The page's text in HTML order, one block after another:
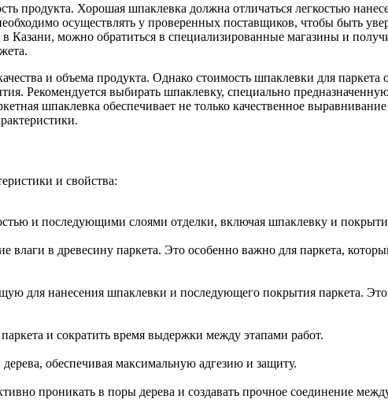
продукта. Хорошая шпаклевка должна отличаться легкостью
осуществлять у проверенных поставщиков, чтобы быть
можно обратиться в специализированные магазины и
и объема продукта. Однако стоимость шпаклевки для паркета
Рекомендуется выбирать шпаклевку, специально
шпаклевка обеспечивает не только качественное
и свойства:
и последующими слоями отделки, включая шпаклевку и
в древесину паркета. Это особенно важно для паркета,
для нанесения шпаклевки и последующего покрытия паркета.
и сократить время выдержки между этапами работ.
обеспечивая максимальную адгезию и защиту.
проникать в поры дерева и создавать прочное соединение